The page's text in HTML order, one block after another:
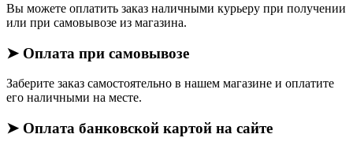
Вы можете оплатить заказ наличными курьеру при получении
или при самовывозе из магазина.
➤ Оплата при самовывозе
Заберите заказ самостоятельно в нашем магазине и оплатите
его наличными на месте.
➤ Оплата банковской картой на сайте